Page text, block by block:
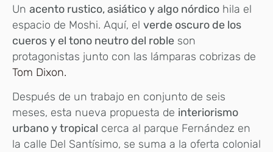
Un acento rustico, asiático y algo nórdico hila el
espacio de Moshi. Aquí, el verde oscuro de los
cueros y el tono neutro del roble son
protagonistas junto con las lámparas cobrizas de
Tom Dixon.
Después de un trabajo en conjunto de seis
meses, esta nueva propuesta de interiorismo
urbano y tropical cerca al parque Fernández en
la calle Del Santísimo, se suma a la oferta colonial